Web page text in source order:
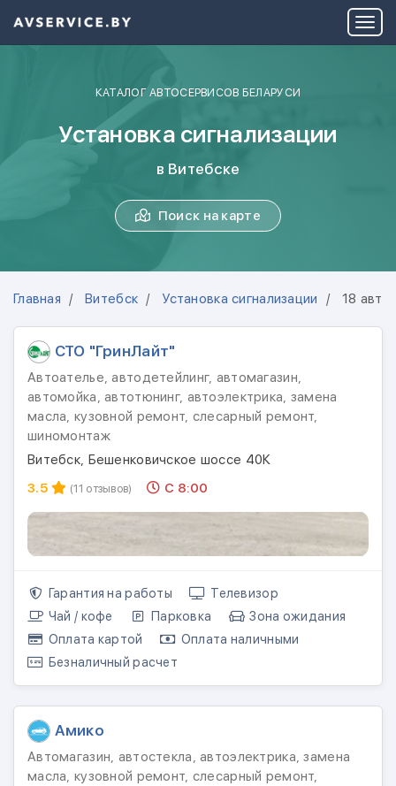
КАТАЛОГ АВТОСЕРВИСОВ БЕЛАРУСИ
Установка сигнализации
в Витебске
Поиск на карте
Главная Витебск Установка сигнализации 18
СТО "ГринЛайт"
Автоателье, автодетейлинг, автомагазин,
автомойка, автотюнинг, автоэлектрика, замена
масла, кузовной ремонт, слесарный ремонт,
шиномонтаж
Витебск, Бешенковичское шоссе 40К
3.5
(11 отзывов) С 8:00
Гарантия на работы
Телевизор
Чай / кофе
Парковка
Зона ожидания
Оплата картой
Оплата наличными
Безналичный расчет
Амико
Автомагазин, автостекла, автоэлектрика, замена
масла, кузовной ремонт, слесарный ремонт,